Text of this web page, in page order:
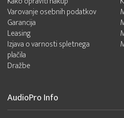
Varovanje osebnih podatkov
Garancija
Leasing
Izjava o varnosti spletnega
plačila
Dražbe
AudioPro Info